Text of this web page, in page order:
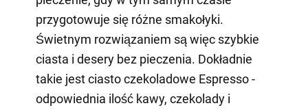
przygotowuje się różne smakołyki.
Świetnym rozwiązaniem są więc szybkie
ciasta i desery bez pieczenia. Dokładnie
takie jest ciasto czekoladowe Espresso -
odpowiednia ilość kawy, czekolady i